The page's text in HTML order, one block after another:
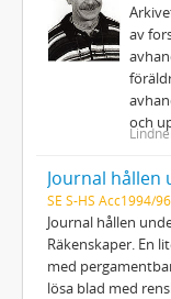
av
och
SE S-HS Acc1994/96
Journal hållen
Räkenskaper. En
med
lösa blad med